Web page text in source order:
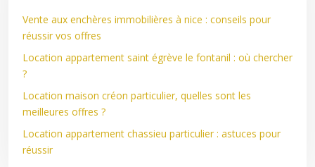
Vente aux enchères immobilières à nice : conseils pour
réussir vos offres
Location appartement saint égrève le fontanil : où chercher
?
Location maison créon particulier, quelles sont les
meilleures offres ?
Location appartement chassieu particulier : astuces pour
réussir